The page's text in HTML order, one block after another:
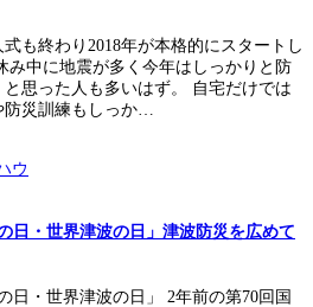
も終わり2018年が本格的にスタートし
み中に地震が多く今年はしっかりと防
思った人も多いはず。 自宅だけでは
防災訓練もしっか…
ウ
日・世界津波の日」津波防災を広めて
日・世界津波の日」 2年前の第70回国